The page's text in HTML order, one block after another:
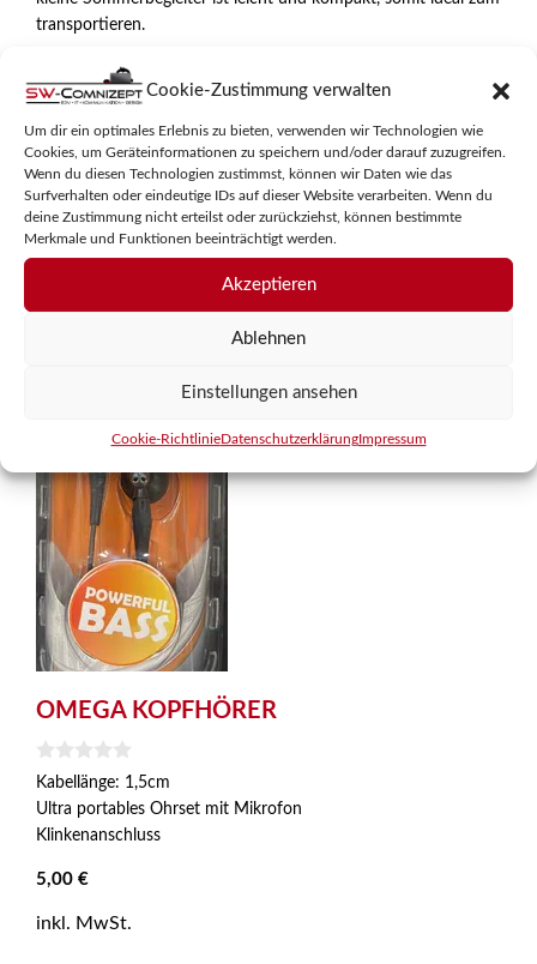
Cookie-Zustimmung verwalten
Um dir ein optimales Erlebnis zu bieten, verwenden wir Technologien wie
Cookies, um Geräteinformationen zu speichern und/oder darauf zuzugreifen.
Wenn du diesen Technologien zustimmst, können wir Daten wie das
Surfverhalten oder eindeutige IDs auf dieser Website verarbeiten. Wenn du
deine Zustimmung nicht erteilst oder zurückziehst, können bestimmte
Merkmale und Funktionen beeinträchtigt werden.
Akzeptieren
Ablehnen
Einstellungen ansehen
Cookie-RichtlinieDatenschutzerklärungImpressum
transportieren.
inkl. MwSt.
zzgl.Versandkosten
In den Warenkorb
OMEGA KOPFHÖRER
0
o
n
Kabellänge: 1,5cm
Ultra portables Ohrset mit Mikrofon
Klinkenanschluss
5,00 €
inkl. MwSt.